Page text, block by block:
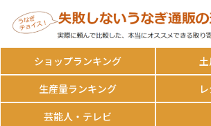
ショップランキング
生産量ランキング
芸能人・テレビ